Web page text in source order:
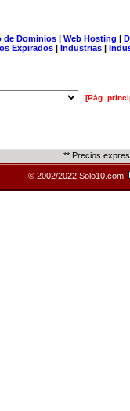
de Dominios| Web Hosting |
Expirados | Industrias |
[Pág.
** Precios
© 2002/2022 Solo10.com